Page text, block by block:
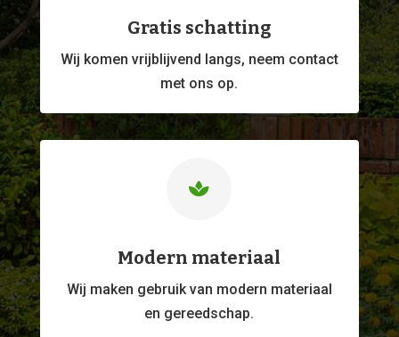
Gratis schatting
Wij komen vrijblijvend langs, neem contact
met ons op.

Modern materiaal
Wij maken gebruik van modern materiaal
en gereedschap.